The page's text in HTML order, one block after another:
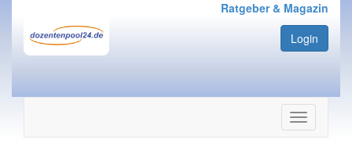
Ratgeber & Magazin
Login
Navigation
ein-/